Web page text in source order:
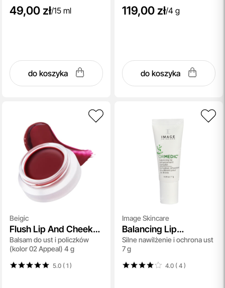
49,00 zł/15 ml
do koszyka
119,00 zł/4 g
do koszyka
Beigic
Flush Lip And Cheek
Balm SPF 15
Balsam do ust i policzków
(kolor 02 Appeal) 4 g
5.0 ( 1)
Image Skincare
Balancing Lip
Enhancement
Complex
Silne nawilżenie i ochrona ust
7 g
4.0 ( 4)